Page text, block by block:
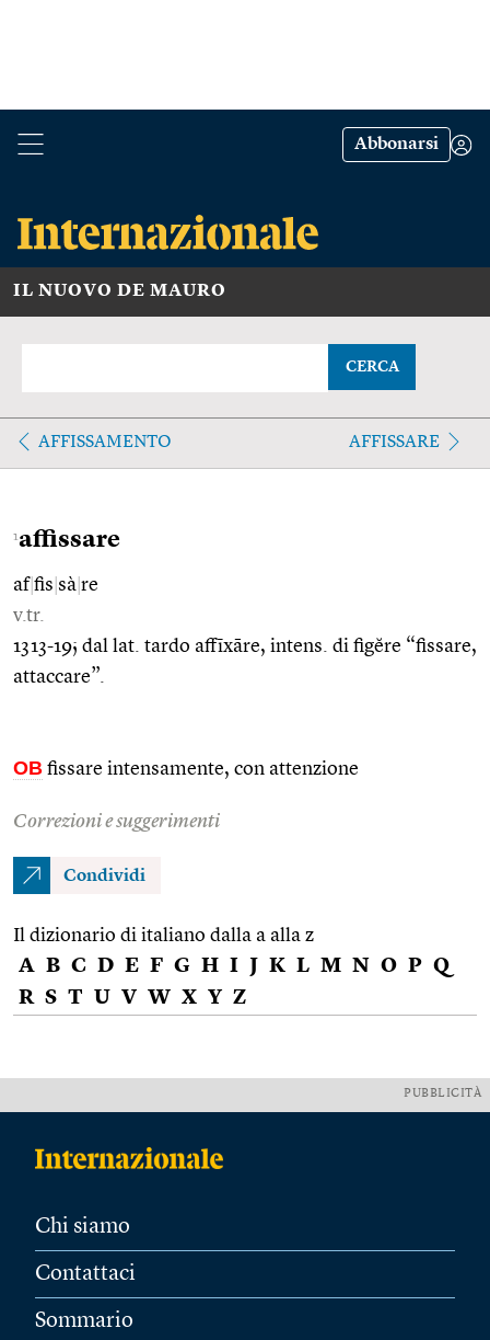
Abbonarsi
IL NUOVO DE MAURO
CERCA
AFFISSAMENTO AFFISSARE
1affissare
af|fis sà re
v.tr.
1313-19; dal lat. tardo affīxāre, intens. di figĕre “fissare,
attaccare”.
OB fissare intensamente, con attenzione
Correzioni e suggerimenti
Condividi
Il dizionario di italiano dalla a alla z
A B C D E F G H I J K L M N O P Q
R S T U V W X Y Z
PUBBLICITÀ
Chi siamo
Contattaci
Sommario